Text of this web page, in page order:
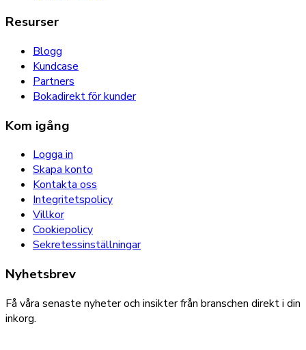
Resurser
Blogg
Kundcase
Partners
Bokadirekt för kunder
Kom igång
Logga in
Skapa konto
Kontakta oss
Integritetspolicy
Villkor
Cookiepolicy
Sekretessinställningar
Nyhetsbrev
Få våra senaste nyheter och insikter från branschen direkt i din
inkorg.